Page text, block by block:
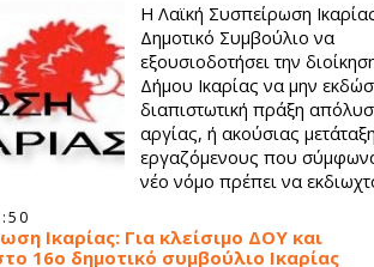
Η Λαϊκή Συσπείρωση
Δημοτικό Συμβούλιο να
εξουσιοδοτήσει την
Δήμου Ικαρίας να μην
διαπιστωτική πράξη
αργίας, ή ακούσιας
εργαζόμενους που
νέο νόμο πρέπει να
Ικαρίας: Για κλείσιμο ΔΟΥ και
16ο δημοτικό συμβούλιο Ικαρίας